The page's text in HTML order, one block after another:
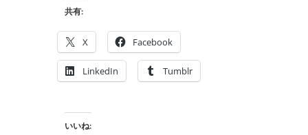
共有:
X Facebook
LinkedIn Tumblr
いいね: